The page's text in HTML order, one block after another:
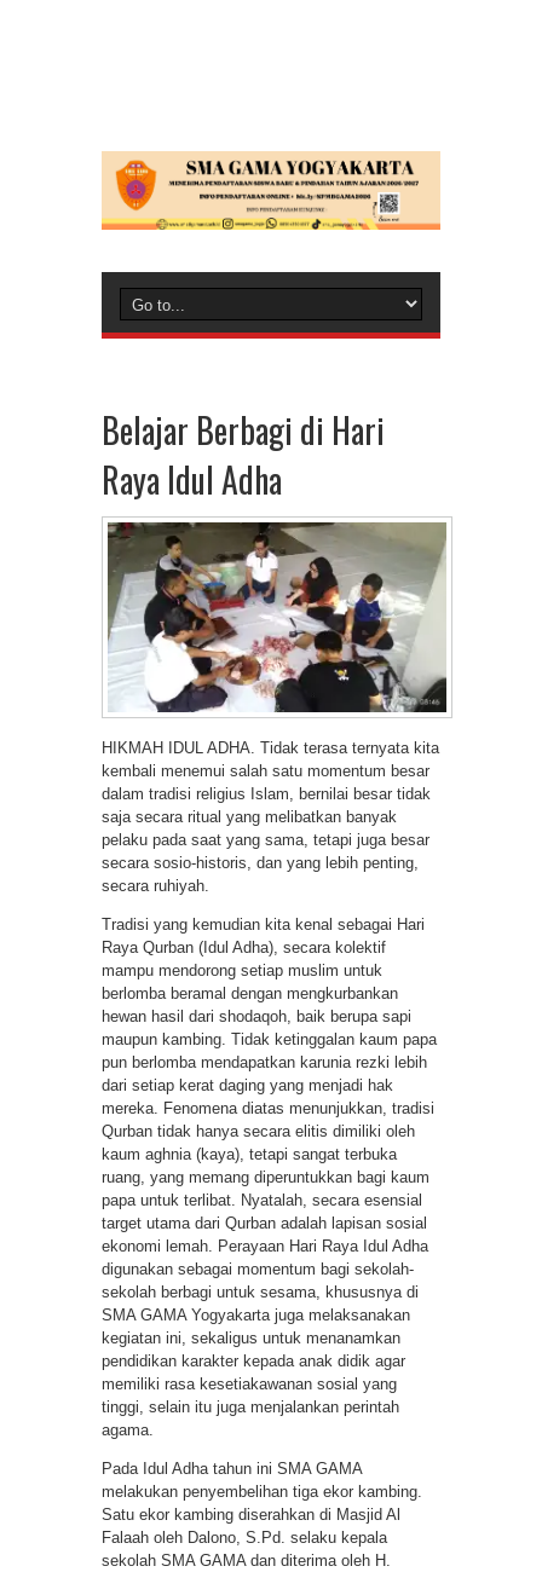
Belajar Berbagi di Hari
Raya Idul Adha
HIKMAH IDUL ADHA. Tidak terasa ternyata kita
kembali menemui salah satu momentum besar
dalam tradisi religius Islam, bernilai besar tidak
saja secara ritual yang melibatkan banyak
pelaku pada saat yang sama, tetapi juga besar
secara sosio-historis, dan yang lebih penting,
secara ruhiyah.
Tradisi yang kemudian kita kenal sebagai Hari
Raya Qurban (Idul Adha), secara kolektif
mampu mendorong setiap muslim untuk
berlomba beramal dengan mengkurbankan
hewan hasil dari shodaqoh, baik berupa sapi
maupun kambing. Tidak ketinggalan kaum papa
pun berlomba mendapatkan karunia rezki lebih
dari setiap kerat daging yang menjadi hak
mereka. Fenomena diatas menunjukkan, tradisi
Qurban tidak hanya secara elitis dimiliki oleh
kaum aghnia (kaya), tetapi sangat terbuka
ruang, yang memang diperuntukkan bagi kaum
papa untuk terlibat. Nyatalah, secara esensial
target utama dari Qurban adalah lapisan sosial
ekonomi lemah. Perayaan Hari Raya Idul Adha
digunakan sebagai momentum bagi sekolah-
sekolah berbagi untuk sesama, khususnya di
SMA GAMA Yogyakarta juga melaksanakan
kegiatan ini, sekaligus untuk menanamkan
pendidikan karakter kepada anak didik agar
memiliki rasa kesetiakawanan sosial yang
tinggi, selain itu juga menjalankan perintah
agama.
Pada Idul Adha tahun ini SMA GAMA
melakukan penyembelihan tiga ekor kambing.
Satu ekor kambing diserahkan di Masjid Al
Falaah oleh Dalono, S.Pd. selaku kepala
sekolah SMA GAMA dan diterima oleh H.